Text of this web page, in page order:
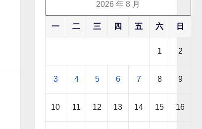
2026 年 8 月
一 二 三 四 五 六 日
1 2
3 4 5 6 7 8 9
10 11 12 13 14 15 16